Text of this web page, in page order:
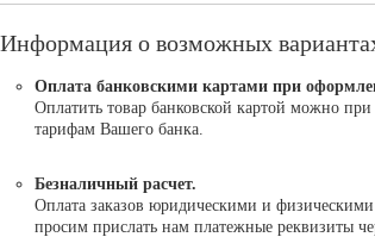
Информация о возможных
Оплата банковскими картами при
Оплатить товар банковской картой можно
тарифам Вашего банка.
Безналичный расчет.
Оплата заказов юридическими и
просим прислать нам платежные реквизиты